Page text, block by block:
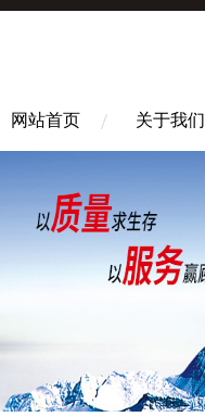
网站首页 关于我们